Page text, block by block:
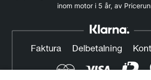
inom motor i 5 år, av